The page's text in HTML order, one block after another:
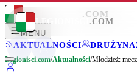
LEGIONISCI .COM
MENU
AKTUALNOŚCI
DRUŻYNA
LEGIONISCI .COM
Legionisci.com/Aktualności/Młodzież: